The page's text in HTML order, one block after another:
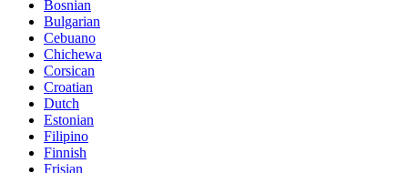
Bosnian
Bulgarian
Cebuano
Chichewa
Corsican
Croatian
Dutch
Estonian
Filipino
Finnish
Frisian